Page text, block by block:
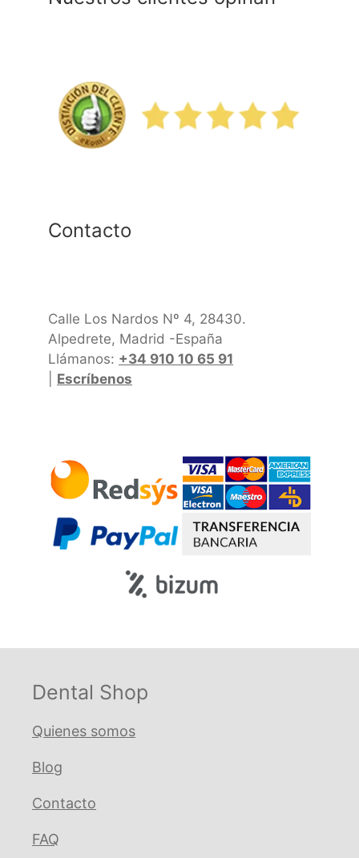
Contacto
Calle Los Nardos Nº 4, 28430.
Alpedrete, Madrid -España
Llámanos: +34 910 10 65 91
Escríbenos
Dental Shop
Quienes somos
Blog
Contacto
FAQ